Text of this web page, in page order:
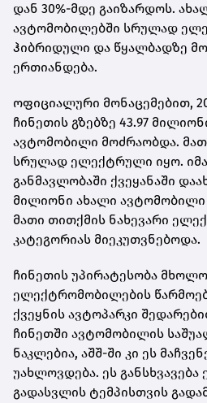
დან 30%-მდე გაიზარდოს.
ავტომობილებში სრულად
ჰიბრიდული და წყალბადზე
ერთიანდება.
ოფიციალური მონაცემებით,
ჩინეთის გზებზე 43.97
ავტომობილი მოძრაობდა.
სრულად ელექტრული იყო.
განმავლობაში ქვეყანაში
მილიონი ახალი
მათი თითქმის ნახევარი
კატეგორიას მიეკუთვნებოდა.
ჩინეთის უპირატესობა
ელექტრომობილების
ქვეყნის ავტოპარკი
ჩინეთში ავტომობილის
ნაკლებია, აშშ-ში კი ეს
უახლოვდება. ეს
გადასვლის ტემპისთვის